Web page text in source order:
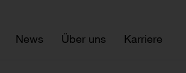
News Über uns Karriere